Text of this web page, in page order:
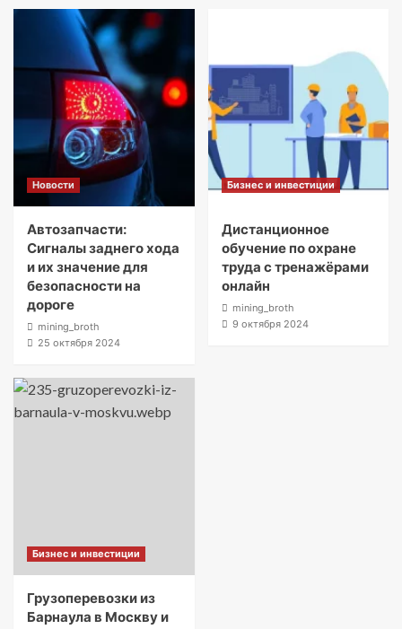
Новости
Автозапчасти:
Сигналы заднего хода
и их значение для
безопасности на
дороге
mining_broth
25 октября 2024
Бизнес и инвестиции
Дистанционное
обучение по охране
труда с тренажёрами
онлайн
mining_broth
9 октября 2024
Бизнес и инвестиции
Грузоперевозки из
Барнаула в Москву и